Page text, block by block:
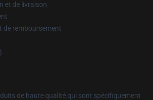
et de livraison
de remboursement
de haute qualité qui sont spécifiquement